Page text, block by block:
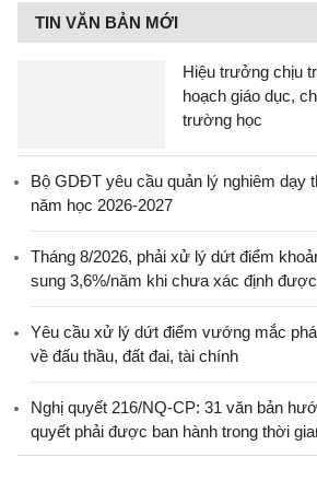
TIN VĂN BẢN MỚI
Hiệu trưởng chịu
hoạch giáo dục,
trường học
Bộ GDĐT yêu cầu quản lý nghiêm dạy
năm học 2026-2027
Tháng 8/2026, phải xử lý dứt điểm
sung 3,6%/năm khi chưa xác định
Yêu cầu xử lý dứt điểm vướng mắc
về đấu thầu, đất đai, tài chính
Nghị quyết 216/NQ-CP: 31 văn bản
quyết phải được ban hành trong thời